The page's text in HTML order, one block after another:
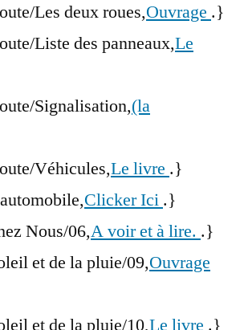
Les deux roues,Ouvrage .}
Liste des panneaux,Le
Signalisation,(la
Véhicules,Le livre .}
Clicker Ici .}
Nous/06,A voir et à lire. .}
et de la pluie/09,Ouvrage
et de la pluie/10,Le livre .}